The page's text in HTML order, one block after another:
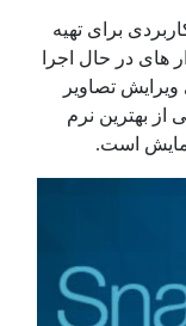
برای تهیه
های در حال اجرا
تصاویر
از بهترین نرم
است.